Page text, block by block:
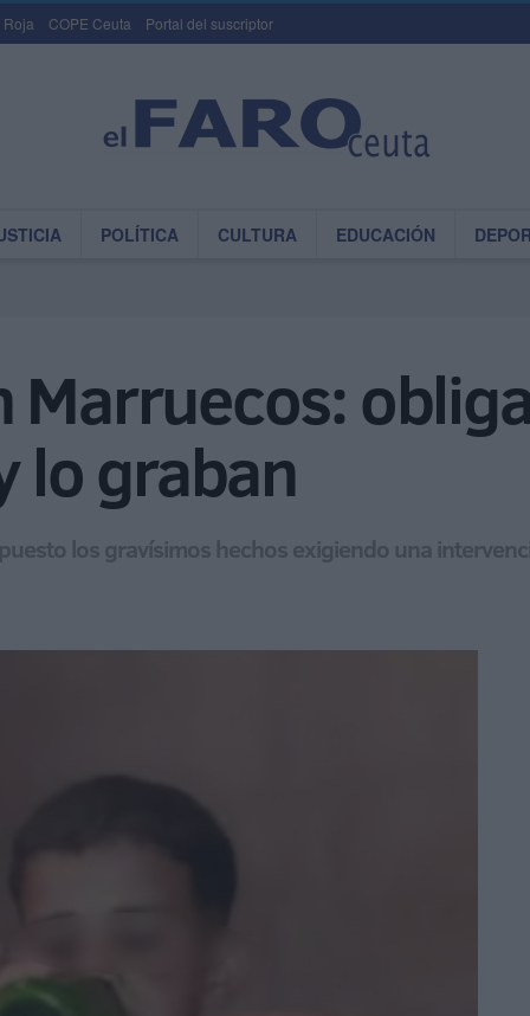
Roja COPE Ceuta Portal del suscriptor
POLÍTICA CULTURA EDUCACIÓN
lo graban
los gravísimos hechos exigiendo una